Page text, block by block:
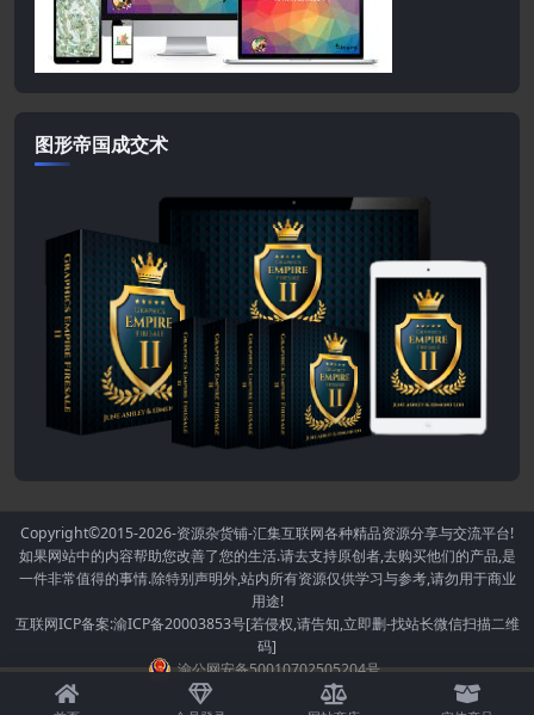
图形帝国成交术
Copyright©2015-2026-资源杂货铺-汇集互联网各种精品资源分享与交流平台!
如果网站中的内容帮助您改善了您的生活.请去支持原创者,去购买他们的产品,是
一件非常值得的事情.除特别声明外,站内所有资源仅供学习与参考,请勿用于商业
用途!
互联网ICP备案:渝ICP备20003853号[若侵权,请告知,立即删-找站长微信扫描二维
码]
渝公网安备50010702505204号